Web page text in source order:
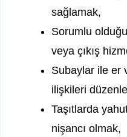
sağlamak,
Sorumlu
veya çıkış
Subaylar ile er
ilişkileri
Taşıtlarda
nişancı olmak,